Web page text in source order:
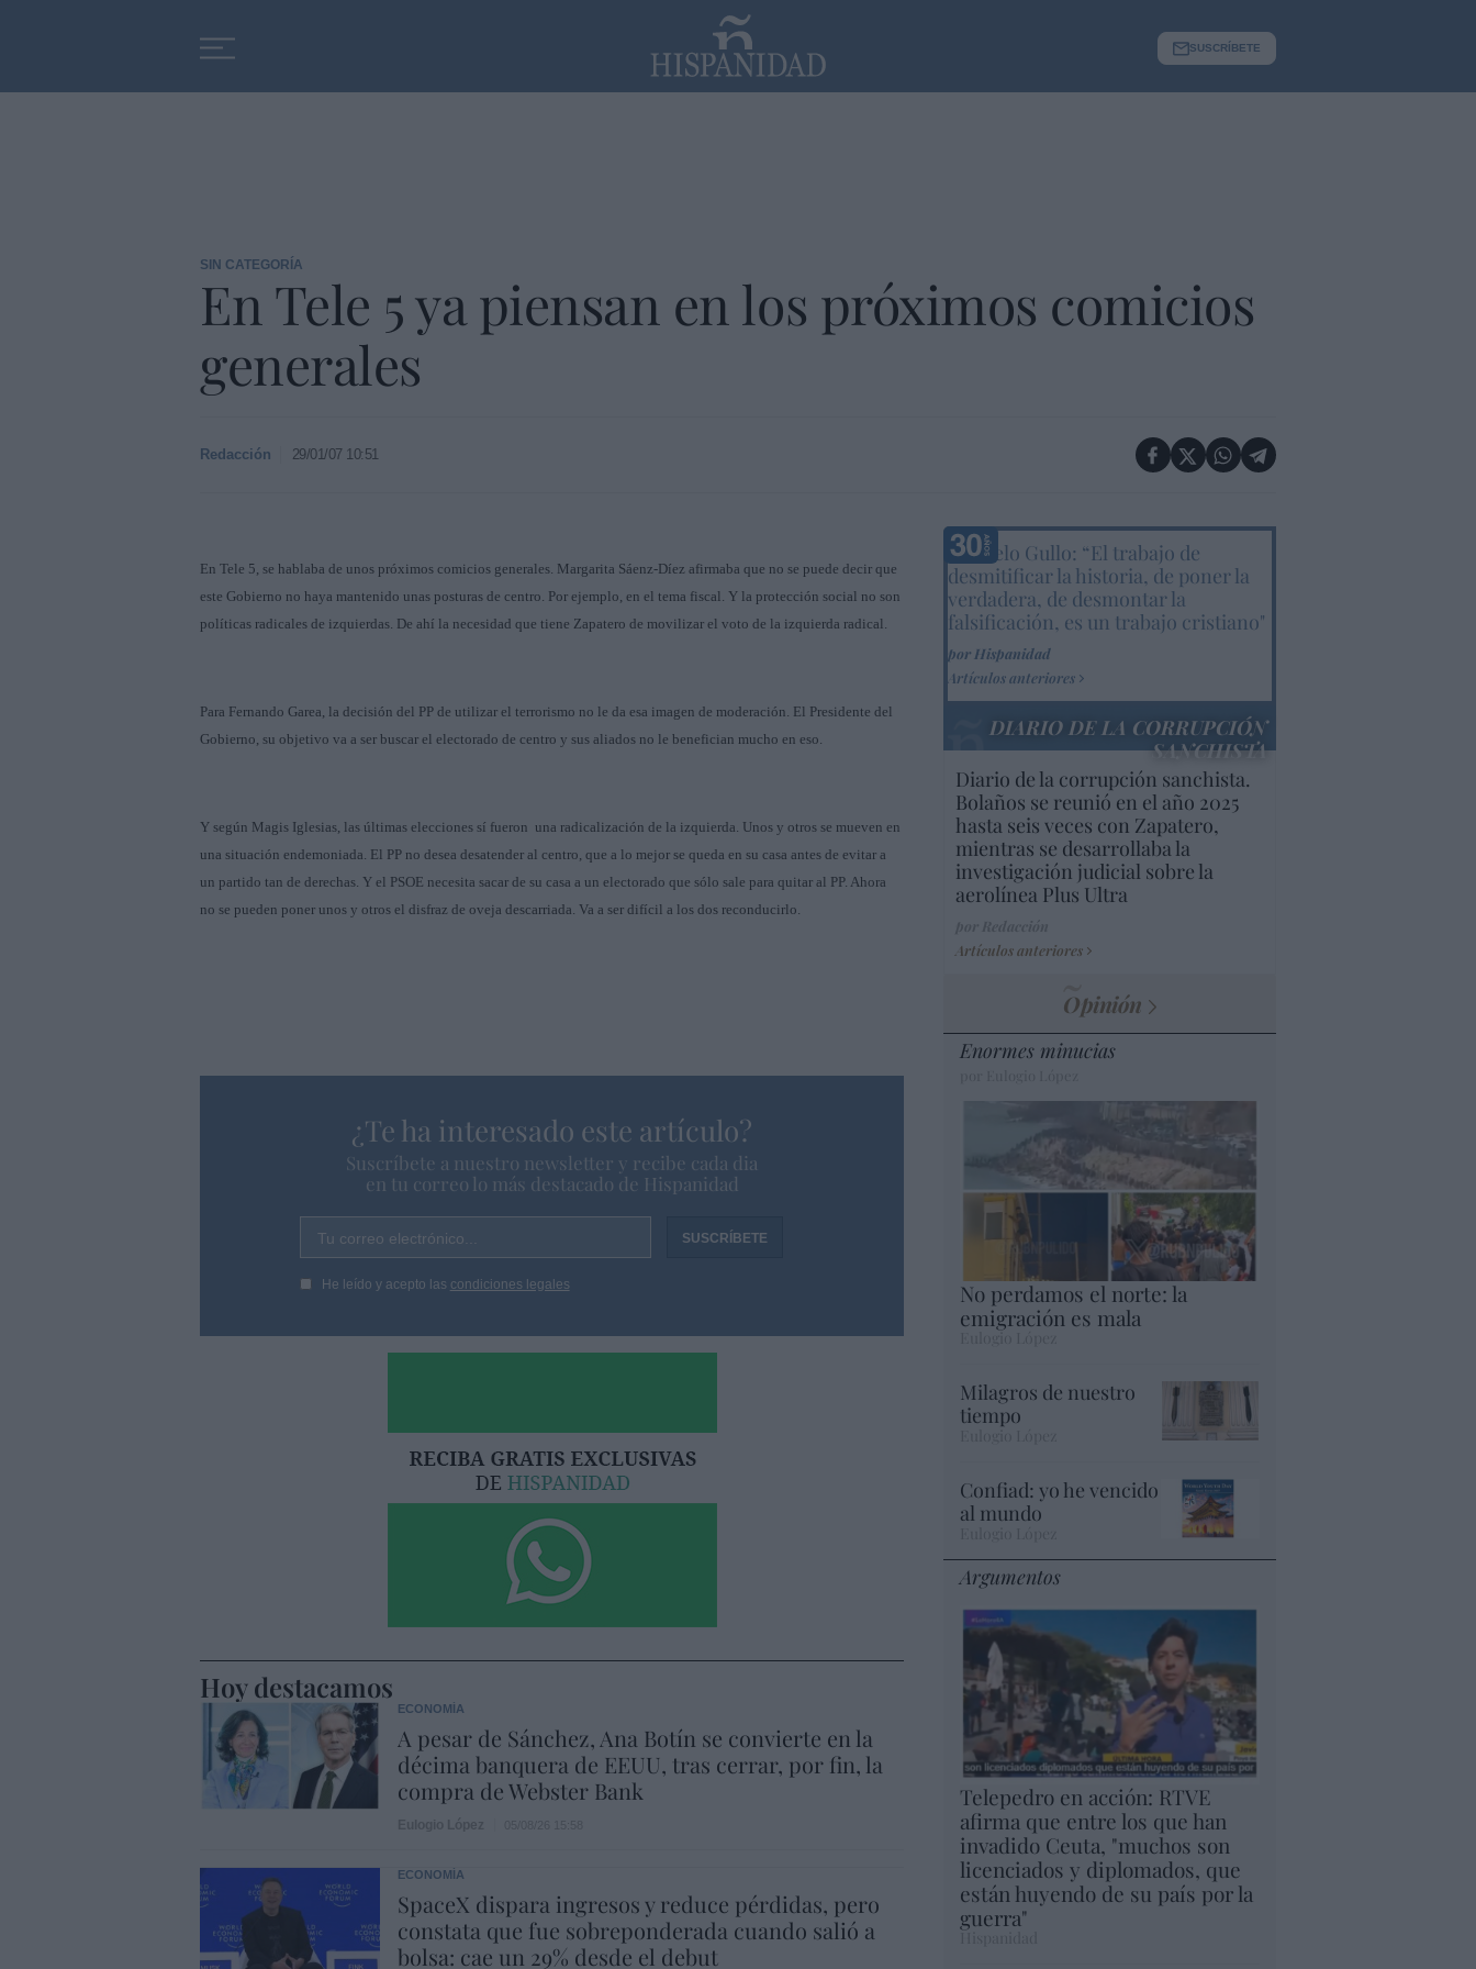
SUSCRÍBETE
SIN CATEGORÍA
En Tele 5 ya piensan en los próximos comicios
generales
Redacción 29/01/07 10:51
En Tele 5, se hablaba de unos próximos comicios generales. Margarita Sáenz-Díez afirmaba que no se puede decir que
este Gobierno no haya mantenido unas posturas de centro. Por ejemplo, en el tema fiscal. Y la protección social no son
políticas radicales de izquierdas. De ahí la necesidad que tiene Zapatero de movilizar el voto de la izquierda radical.
Para Fernando Garea, la decisión del PP de utilizar el terrorismo no le da esa imagen de moderación. El Presidente del
Gobierno, su objetivo va a ser buscar el electorado de centro y sus aliados no le benefician mucho en eso.
Y según Magis Iglesias, las últimas elecciones sí fueron una radicalización de la izquierda. Unos y otros se mueven en
una situación endemoniada. El PP no desea desatender al centro, que a lo mejor se queda en su casa antes de evitar a
un partido tan de derechas. Y el PSOE necesita sacar de su casa a un electorado que sólo sale para quitar al PP. Ahora
no se pueden poner unos y otros el disfraz de oveja descarriada. Va a ser difícil a los dos reconducirlo.
¿Te ha interesado este artículo?
Suscríbete a nuestro newsletter y recibe cada dia
en tu correo lo más destacado de Hispanidad
Tu correo electrónico...
He leído y acepto las condiciones legales
Hoy destacamos
ECONOMÍA
A pesar de Sánchez, Ana Botín se convierte en la
décima banquera de EEUU, tras cerrar, por fin, la
compra de Webster Bank
ECONOMÍA
SpaceX dispara ingresos y reduce pérdidas, pero
constata que fue sobreponderada cuando salió a
bolsa: cae un 29% desde el debut
Marcelo Gullo: “El trabajo de
desmitificar la historia, de poner la
verdadera, de desmontar la
falsificación, es un trabajo cristiano"
por Hispanidad
Artículos anteriores
DIARIO DE LA CORRUPCIÓN
SANCHISTA
Diario de la corrupción sanchista.
Bolaños se reunió en el año 2025
hasta seis veces con Zapatero,
mientras se desarrollaba la
investigación judicial sobre la
aerolínea Plus Ultra
Artículos anteriores
Opinión
Enormes minucias
No perdamos el norte: la
emigración es mala
Eulogio López
Milagros de nuestro
tiempo
Confiad: yo he vencido
al mundo
Argumentos
Telepedro en acción: RTVE
afirma que entre los que han
invadido Ceuta, "muchos son
licenciados y diplomados, que
están huyendo de su país por la
guerra"